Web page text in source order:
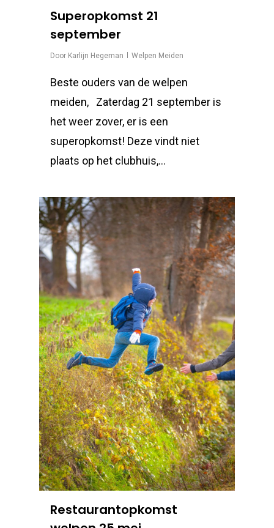
Superopkomst 21
september
Door Karlijn Hegeman Welpen Meiden
Beste ouders van de welpen
meiden, Zaterdag 21 september is
het weer zover, er is een
superopkomst! Deze vindt niet
plaats op het clubhuis,…
Restaurantopkomst